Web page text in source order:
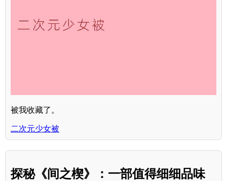
被我收藏了。
二次元少女被
探秘《间之楔》：一部值得细细品味